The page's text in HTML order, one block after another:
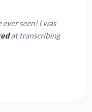
seen! I was
at transcribing